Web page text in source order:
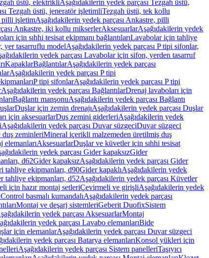
üstü, elektrikliAşağıdakilerin yedek parçası Tezgah üstü,
Tezgah üstü, jeneratör işletimliTezgah üstü, tek kollu
pilli işletimAşağıdakilerin yedek parçası Ankastre, pilli
Ankastre, iki kollu mikserlerAksesuarlarAşağıdakilerin yedek
için sıhhi tesisat ekipmanı bağlantılarıLavabolar için tahliye
yer tasarruflu modelAşağıdakilerin yedek parçası P tipi sifonlar,
yedek parçası Lavabolar için sifon, yerden tasarruf
KapaklarBağlantılarAşağıdakilerin yedek parçası
Aşağıdakilerin yedek parçası P tipi
P tipi sifonlarAşağıdakilerin yedek parçası P tipi
Aşağıdakilerin yedek parçası BağlantılarDrenaj lavaboları için
Bağlantı manşonuAşağıdakilerin yedek parçası Bağlantı
Duşlar için zemin drenajıAşağıdakilerin yedek parçası Duşlar
için aksesuarlarDuş zemini giderleriAşağıdakilerin yedek
Aşağıdakilerin yedek parçası Duvar süzgeciDuvar süzgeci
duş zeminleriMineral içerikli malzemeden üretilmiş duş
elemanlarıAksesuarlarDuşlar ve küvetler için sıhhi tesisat
yedek parçası Gider kapaksızGider
d62Gider kapaksızAşağıdakilerin yedek parçası Gider
tahliye ekipmanları, d90Gider kapaklıAşağıdakilerin yedek
tahliye ekipmanları, d52Aşağıdakilerin yedek parçası Küvetler
için hazır montaj setleriÇevirmeli ve girişliAşağıdakilerin yedek
basmalı kumandalıAşağıdakilerin yedek parçası
Montaj ve deşarj sistemleriGeberit DuofixSistem
yedek parçası AksesuarlarMontaj
yedek parçası Lavabo elemanlarıBide
için elemanlarAşağıdakilerin yedek parçası Duvar süzgeci
yedek parçası Batarya elemanlarıKonsol yükleri için
Aşağıdakilerin yedek parçası Sistem panelleriTaşıyıcı